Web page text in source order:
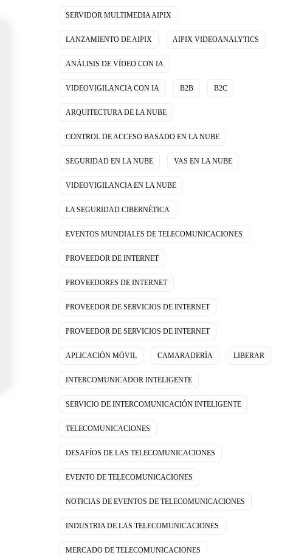
SERVIDOR MULTIMEDIA AIPIX
LANZAMIENTO DE AIPIX AIPIX VIDEOANALYTICS
ANÁLISIS DE VÍDEO CON IA
VIDEOVIGILANCIA CON IA B2B B2C
ARQUITECTURA DE LA NUBE
CONTROL DE ACCESO BASADO EN LA NUBE
SEGURIDAD EN LA NUBE VAS EN LA NUBE
VIDEOVIGILANCIA EN LA NUBE
LA SEGURIDAD CIBERNÉTICA
EVENTOS MUNDIALES DE TELECOMUNICACIONES
PROVEEDOR DE INTERNET
PROVEEDORES DE INTERNET
PROVEEDOR DE SERVICIOS DE INTERNET
PROVEEDOR DE SERVICIOS DE INTERNET
APLICACIÓN MÓVIL CAMARADERÍA LIBERAR
INTERCOMUNICADOR INTELIGENTE
SERVICIO DE INTERCOMUNICACIÓN INTELIGENTE
TELECOMUNICACIONES
DESAFÍOS DE LAS TELECOMUNICACIONES
EVENTO DE TELECOMUNICACIONES
NOTICIAS DE EVENTOS DE TELECOMUNICACIONES
INDUSTRIA DE LAS TELECOMUNICACIONES
MERCADO DE TELECOMUNICACIONES